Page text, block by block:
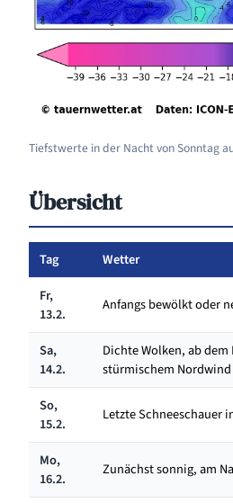
Tiefstwerte in der Nacht von Sonntag
Übersicht
Tag Wetter
Fr,
13.2.
Anfangs bewölkt oder
Sa,
14.2.
Dichte Wolken, ab
stürmischem Nordwind
So,
15.2.
Letzte Schneeschauer
Mo,
16.2.
Zunächst sonnig, am